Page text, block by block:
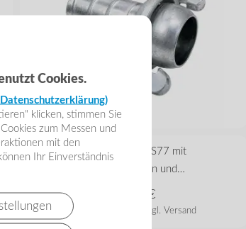
Cookies.
klicken, stimmen Sie
zum Messen und
mit den
Ihr Einverständnis
in vielen Varianten
Bauer Vaterteil S77 mit
Schlauchstutzen und…
zzgl. 19% MwSt. zzgl. Versand
€